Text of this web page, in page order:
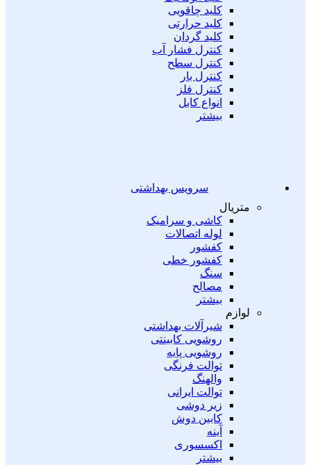
کلید چاقویی
کلید حرارتی
کلید گردان
کنترل فشار آب
کنترل سطح
کنترل بار
کنترل فلز
انواع کابل
بیشتر
سرویس بهداشتی
متریال
کاشی و سرامیک
لوله اتصالات
کفشور
کفشور خطی
سنگ
مصالح
بیشتر
لوازم
شیرآلات بهداشتی
روشویی کابینتی
روشویی پایه
توالت فرنگی
والهنگ
توالت ایرانی
زیر دوشی
کابین دوش
آینه
اکسسوری
بیشتر